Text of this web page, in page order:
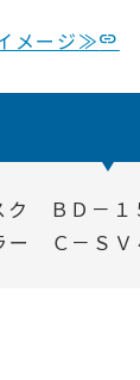
メージ≫
ク ＢＤ－
ー Ｃ－Ｓ